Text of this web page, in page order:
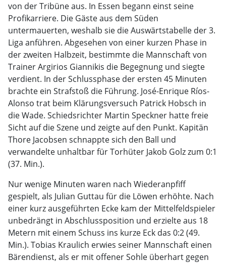
von der Tribüne aus. In Essen begann einst seine
Profikarriere. Die Gäste aus dem Süden
untermauerten, weshalb sie die Auswärtstabelle der 3.
Liga anführen. Abgesehen von einer kurzen Phase in
der zweiten Halbzeit, bestimmte die Mannschaft von
Trainer Argirios Giannikis die Begegnung und siegte
verdient. In der Schlussphase der ersten 45 Minuten
brachte ein Strafstoß die Führung. José-Enrique Ríos-
Alonso trat beim Klärungsversuch Patrick Hobsch in
die Wade. Schiedsrichter Martin Speckner hatte freie
Sicht auf die Szene und zeigte auf den Punkt. Kapitän
Thore Jacobsen schnappte sich den Ball und
verwandelte unhaltbar für Torhüter Jakob Golz zum 0:1
(37. Min.).
Nur wenige Minuten waren nach Wiederanpfiff
gespielt, als Julian Guttau für die Löwen erhöhte. Nach
einer kurz ausgeführten Ecke kam der Mittelfeldspieler
unbedrängt in Abschlussposition und erzielte aus 18
Metern mit einem Schuss ins kurze Eck das 0:2 (49.
Min.). Tobias Kraulich erwies seiner Mannschaft einen
Bärendienst, als er mit offener Sohle überhart gegen